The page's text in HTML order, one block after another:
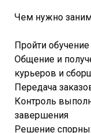
Чем нужно
Пройти обучение
Общение и
курьеров и
Передача
Контроль
завершения
Решение